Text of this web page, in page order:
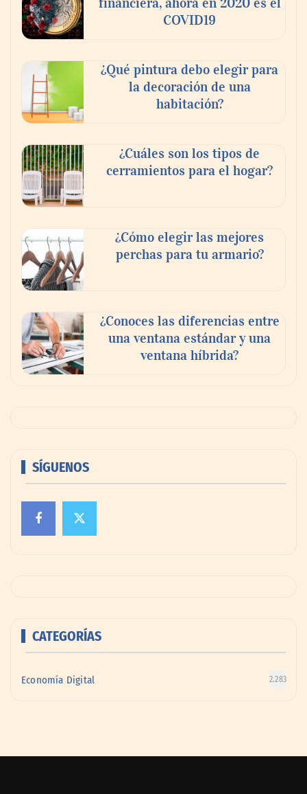
COVID19
¿Qué pintura debo elegir para
la decoración de una
habitación?
¿Cuáles son los tipos de
cerramientos para el hogar?
¿Cómo elegir las mejores
perchas para tu armario?
¿Conoces las diferencias entre
una ventana estándar y una
ventana híbrida?
SÍGUENOS
CATEGORÍAS
Economía Digital 2.283